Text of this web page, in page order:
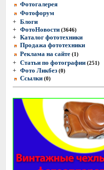
Фотогалерея
Фотофорум
+ Блоги
+ ФотоНовости (3646)
+ Каталог фототехники
Продажа фототехники
Реклама на сайте (1)
+ Статьи по фотографии (251)
+ Фото Ликбез (0)
Ссылки (0)